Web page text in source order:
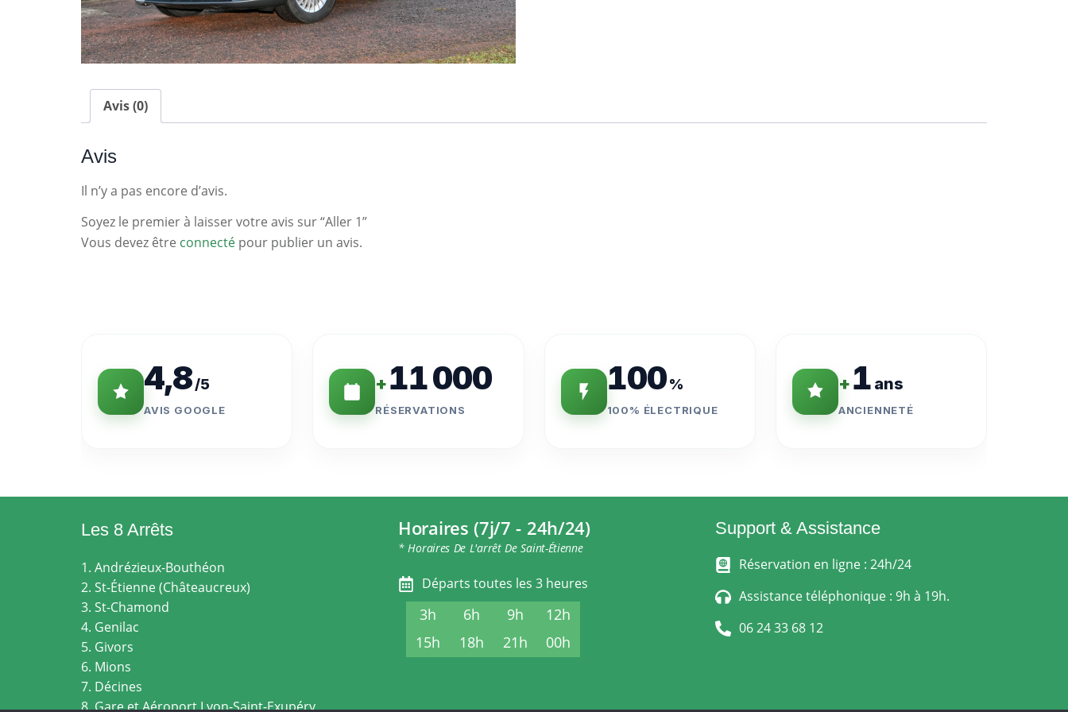
Avis (0)
Avis
Il n’y a pas encore d’avis.
Soyez le premier à laisser votre avis sur “Aller 1”
Vous devez être connecté pour publier un avis.
4,8/5
AVIS GOOGLE
+11 000
RÉSERVATIONS
100 %
100% ÉLECTRIQUE
+1 ans
ANCIENNETÉ
Les 8 Arrêts
1. Andrézieux-Bouthéon
2. St-Étienne (Châteaucreux)
3. St-Chamond
4. Genilac
5. Givors
6. Mions
7. Décines
8. Gare et Aéroport Lyon-Saint-Exupéry
Horaires (7j/7 - 24h/24)
* Horaires De L'arrêt De Saint-Étienne
Départs toutes les 3 heures
3h 6h 9h
12h
15h
18h 21h 00h
Support & Assistance
Réservation en ligne : 24h/24
Assistance téléphonique : 9h à 19h.
06 24 33 68 12